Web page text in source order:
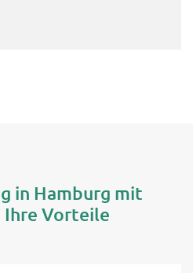
in Hamburg mit
Ihre Vorteile